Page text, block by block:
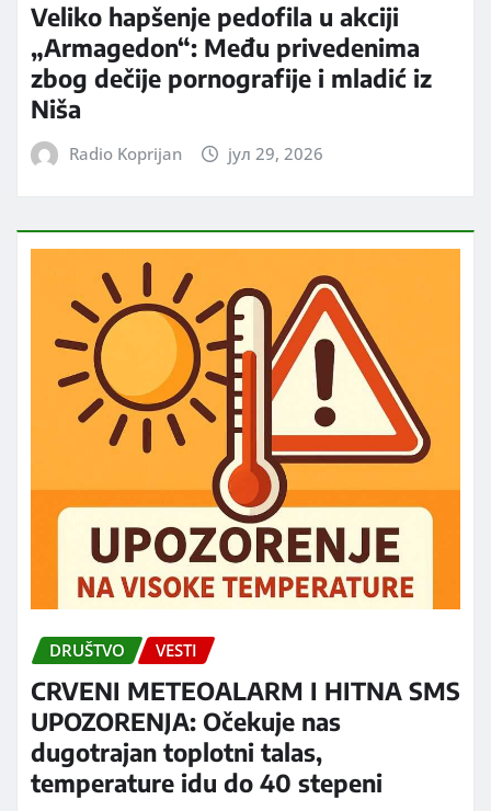
Veliko hapšenje pedofila u akciji
„Armagedon“: Među privedenima
zbog dečije pornografije i mladić iz
Niša
Radio Koprijan јул 29, 2026
DRUŠTVO VESTI
CRVENI METEOALARM I HITNA SMS
UPOZORENJA: Očekuje nas
dugotrajan toplotni talas,
temperature idu do 40 stepeni